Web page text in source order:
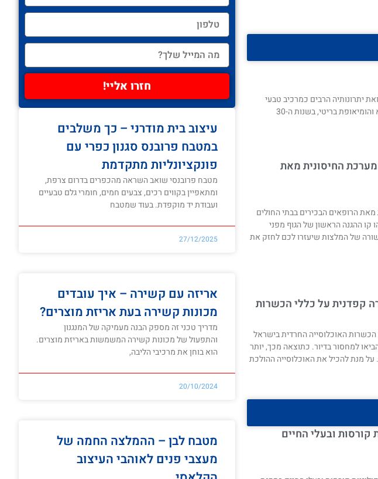
יתרונותיה הרבים כמרכיב טבעי
החיסונית מאת
הרופאים הבכירים בבתי החולים
קו ההגנה הראשון של הגוף מפני
של המלצות שיעזרו לכם לחזק את
קפדנית על כללי הכשרות
הכשרות האוכלוסייה החרדית בישראל
למחסור בדיור. כתוצאה מכך, יותר
על מנת להכיל את האוכלוסייה ההולכת
קורסות ובעלי החיים
חזרו אליי!
עיצוב בית מודרני – כך משלבים
במטבח פרובנס סגנון כפרי עם
פונקציונליות מתקדמת
מטבח פרובנסי שואב השראה מהכפרים בדרום צרפת,
ומתאפיין בקווים רכים, צבעים חמים, חומרי גלם טבעיים
ועבודת יד מוקפדת. בעוד שמטבח
27/12/2025
אריזה עם קשירה – איך עובדים
מכונות קשירה בעת אריזת מוצרים?
מדריך טכני זה מספק הבנה מעמיקה של המנגנון
והתפעול של מכונות קשירה המשמשות באריזת מוצרים.
הוא בוחן את מרכיבי הליבה,
20/10/2024
מטבח לבן – ההמלצה החמה של
מעצבי פנים לאוהבי העיצוב